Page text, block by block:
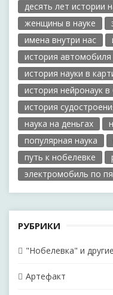
десять лет истории
женщины в науке
имена внутри нас
история автомобиля
история науки в
история нейронаук
история
наука на деньгах
популярная наука
путь к нобелевке
электромобиль по
РУБРИКИ
"Нобелевка" и другие
Артефакт